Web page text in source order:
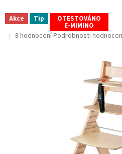
Akce Tip OTESTOVÁNO
E-MIMINO
Průměrné
8 hodnoceníPodrobnosti